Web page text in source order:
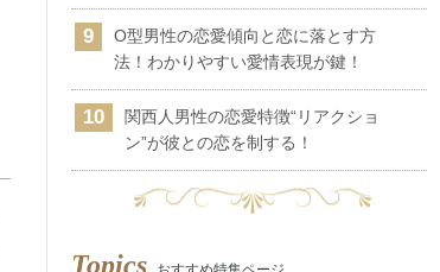
O型男性の恋愛傾向と恋に落とす方
法！わかりやすい愛情表現が鍵！
関西人男性の恋愛特徴“リアクショ
ン”が彼との恋を制する！
Topics